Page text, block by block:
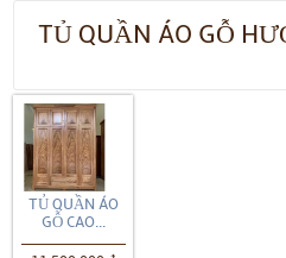
TỦ QUẦN ÁO GỖ
TỦ QUẦN ÁO
GỖ CAO...